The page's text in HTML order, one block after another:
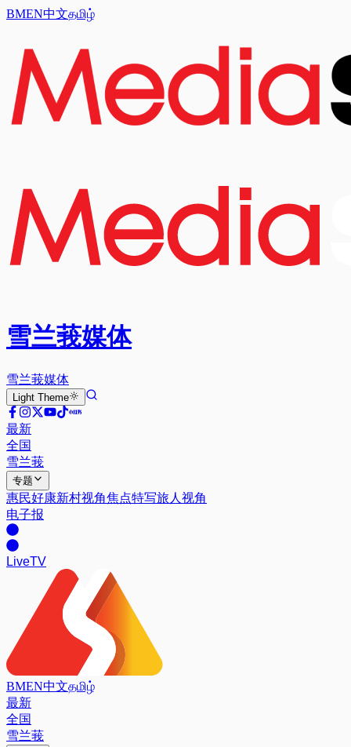
BMEN中文தமிழ்
雪兰莪媒体
雪兰莪媒体
Light Theme
最新
全国
雪兰莪
专题
惠民好康新村视角焦点特写旅人视角
电子报
LiveTV
BMEN中文தமிழ்
最新
全国
雪兰莪